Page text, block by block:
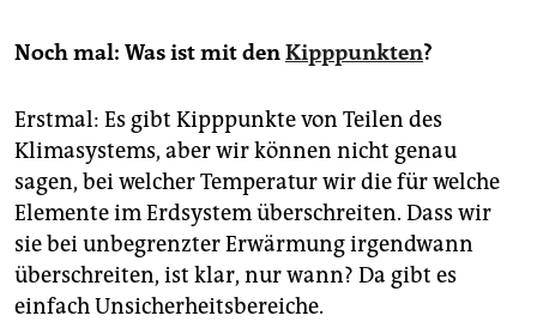
Noch mal: Was ist mit denKipppunkten?
Erstmal: Es gibt Kipppunkte von Teilen des
Klimasystems, aber wir können nicht genau
sagen, bei welcher Temperatur wir die für welche
Elemente im Erdsystem überschreiten. Dass wir
sie bei unbegrenzter Erwärmung irgendwann
überschreiten, ist klar, nur wann? Da gibt es
einfach Unsicherheitsbereiche.